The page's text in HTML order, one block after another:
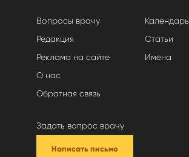
Вопросы врачу
Редакция
Реклама на сайте
О нас
Обратная связь
Календарь
Статьи
Имена
Задать вопрос врачу
Написать письмо